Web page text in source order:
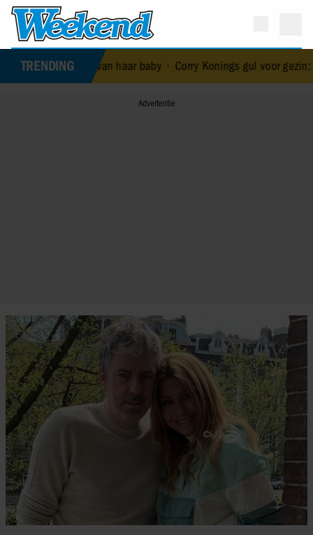
TRENDING
van haar baby •Corry Konings gul voor gezin: ‘Meer voor